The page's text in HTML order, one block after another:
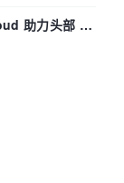
助力头部 AI